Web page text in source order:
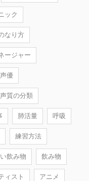
ック
なり方
ージャー
優
声質の分類
肺活量 呼吸
練習方法
飲み物 飲み物
ィスト アニメ